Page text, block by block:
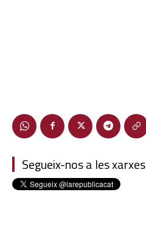
Segueix-nos a les xarxes